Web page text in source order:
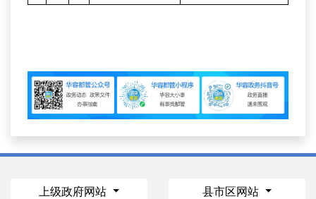
上级政府网站 县市区网站